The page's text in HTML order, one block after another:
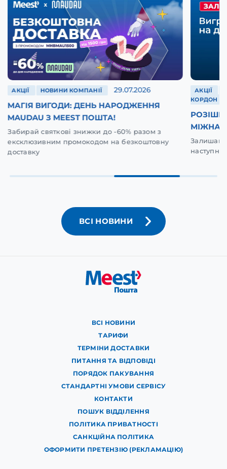
АКЦІЇ НОВИНИ КОМПАНІЇ 29.07.2026
МАГІЯ ВИГОДИ: ДЕНЬ НАРОДЖЕННЯ
MAUDAU З MEEST ПОШТА!
Забирай святкові знижки до -60% разом з
ексклюзивним промокодом на безкоштовну
доставку
АКЦІЇ
КОРДОН
Залишай
наступну
ВСІ НОВИНИ
ВСІ НОВИНИ
ТАРИФИ
ТЕРМІНИ ДОСТАВКИ
ПИТАННЯ ТА ВІДПОВІДІ
ПОРЯДОК ПАКУВАННЯ
СТАНДАРТНІ УМОВИ СЕРВІСУ
КОНТАКТИ
ПОШУК ВІДДІЛЕННЯ
ПОЛІТИКА ПРИВАТНОСТІ
САНКЦІЙНА ПОЛІТИКА
ОФОРМИТИ ПРЕТЕНЗІЮ (РЕКЛАМАЦІЮ)